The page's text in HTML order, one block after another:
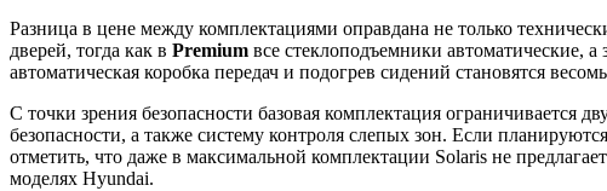
Разница в цене между комплектациями оправдана не только
дверей, тогда как в Premium все стеклоподъемники автоматические,
автоматическая коробка передач и подогрев сидений становятся
С точки зрения безопасности базовая комплектация ограничивается
безопасности, а также систему контроля слепых зон. Если
отметить, что даже в максимальной комплектации Solaris не
моделях Hyundai.